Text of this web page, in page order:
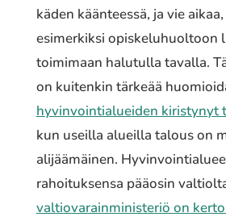
käden käänteessä, ja vie
esimerkiksi opiskeluhuoltoon
toimimaan halutulla tavalla.
on kuitenkin tärkeää
hyvinvointialueiden kiristynyt
kun useilla alueilla talous on
alijäämäinen.
rahoituksensa pääosin
valtiovarainministeriö on